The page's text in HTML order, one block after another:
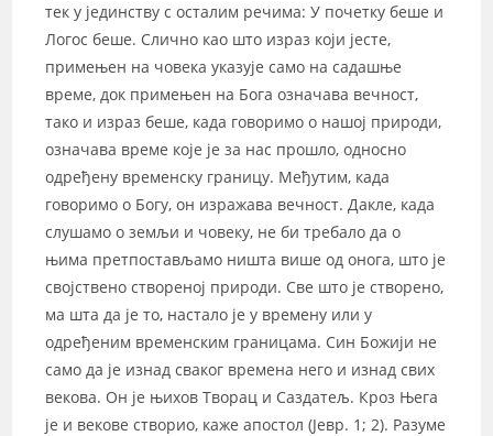
тек у јединству с осталим речима: У почетку беше и
Логос беше. Слично као што израз који јесте,
примењен на човека указује само на садашње
време, док примењен на Бога означава вечност,
тако и израз беше, када говоримо о нашој природи,
означава време које је за нас прошло, односно
одређену временску границу. Међутим, када
говоримо о Богу, он изражава вечност. Дакле, када
слушамо о земљи и човеку, не би требало да о
њима претпостављамо ништа више од онога, што је
својствено створеној природи. Све што је створено,
ма шта да је то, настало је у времену или у
одређеним временским границама. Син Божији не
само да је изнад сваког времена него и изнад свих
векова. Он је њихов Творац и Саздатељ. Кроз Њега
је и векове створио, каже апостол (Јевр. 1; 2). Разуме